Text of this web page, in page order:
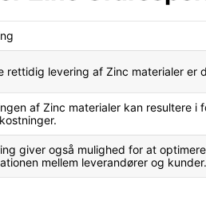
rettidig levering af Zinc materialer er
af Zinc materialer kan resultere i
giver også mulighed for at
mellem leverandører og kunder.